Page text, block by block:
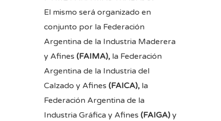
El mismo será organizado en
conjunto por la Federación
Argentina de la Industria Maderera
y Afines (FAIMA), la Federación
Argentina de la Industria del
Calzado y Afines (FAICA), la
Federación Argentina de la
Industria Gráfica y Afines (FAIGA) y